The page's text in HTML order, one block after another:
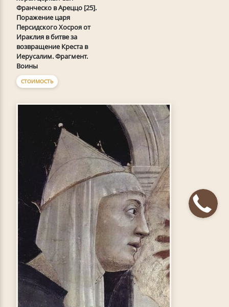
Франческо в Ареццо [25].
Поражение царя
Персидского Хосроя от
Ираклия в битве за
возвращение Креста в
Иерусалим. Фрагмент.
Воины
СТОИМОСТЬ